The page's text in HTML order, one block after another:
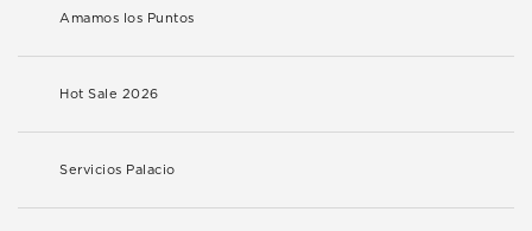
Amamos los Puntos
Hot Sale 2026
Servicios Palacio